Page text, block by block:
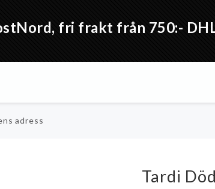
fri frakt från 750:-
adress
Tardi